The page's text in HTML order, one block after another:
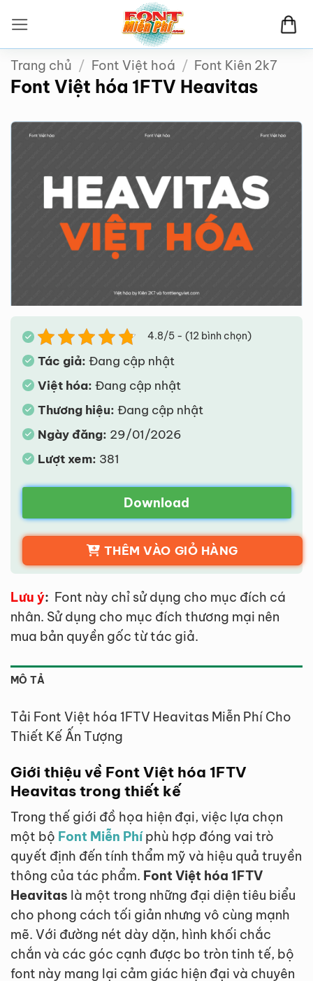
qua
nội
dung
Trang chủ / Font Việt hoá / Font Kiên 2k7
Font Việt hóa 1FTV Heavitas
4.8/5 - (12 bình chọn)
Tác giả: Đang cập nhật
Việt hóa: Đang cập nhật
Thương hiệu: Đang cập nhật
Ngày đăng: 29/01/2026
Lượt xem: 381
Download
THÊM VÀO GIỎ HÀNG
Lưu ý: Font này chỉ sử dụng cho mục đích cá
nhân. Sử dụng cho mục đích thương mại nên
mua bản quyền gốc từ tác giả.
MÔ TẢ
Tải Font Việt hóa 1FTV Heavitas Miễn Phí Cho
Thiết Kế Ấn Tượng
Giới thiệu về Font Việt hóa 1FTV
Heavitas trong thiết kế
Trong thế giới đồ họa hiện đại, việc lựa chọn
một bộ Font Miễn Phíphù hợp đóng vai trò
quyết định đến tính thẩm mỹ và hiệu quả truyền
thông của tác phẩm. Font Việt hóa 1FTV
Heavitas là một trong những đại diện tiêu biểu
cho phong cách tối giản nhưng vô cùng mạnh
mẽ. Với đường nét dày dặn, hình khối chắc
chắn và các góc cạnh được bo tròn tinh tế, bộ
font này mang lại cảm giác hiện đại và chuyên